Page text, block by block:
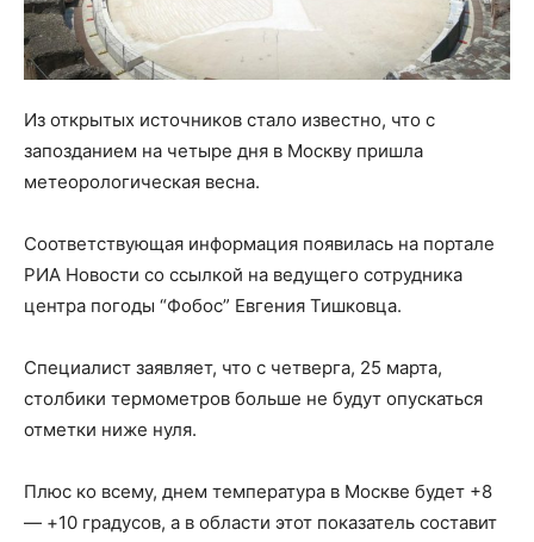
Из открытых источников стало известно, что с
запозданием на четыре дня в Москву пришла
метеорологическая весна.
Соответствующая информация появилась на портале
РИА Новости со ссылкой на ведущего сотрудника
центра погоды “Фобос” Евгения Тишковца.
Специалист заявляет, что с четверга, 25 марта,
столбики термометров больше не будут опускаться
отметки ниже нуля.
Плюс ко всему, днем ​​температура в Москве будет +8
— +10 градусов, а в области этот показатель составит